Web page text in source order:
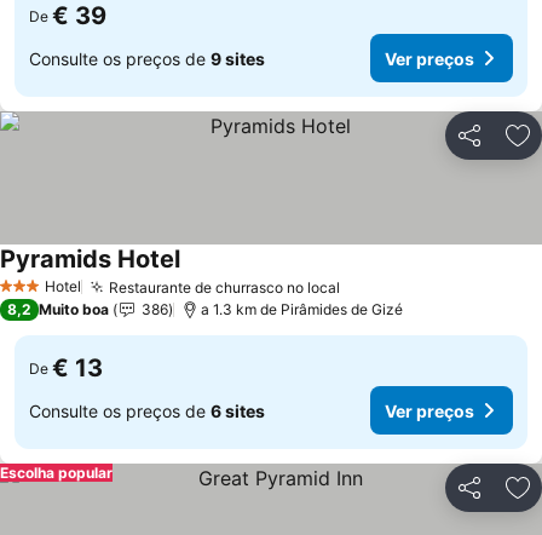
De € 39
Consulte os preços de 9 sites Ver preços
Partilhar
3 EstrelasHotel Restaurante de churrasco no local
Pyramids HotelVer preços
8,2 Muito boa 386 a 1.3 km de Pirâmides de Gizé
De € 13
Consulte os preços de 6 sites Ver preços
Partilhar
Escolha popular